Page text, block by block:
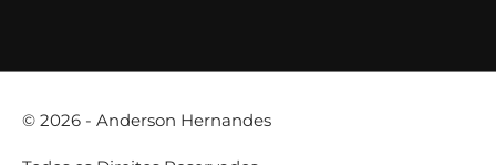
© 2026 - Anderson Hernandes